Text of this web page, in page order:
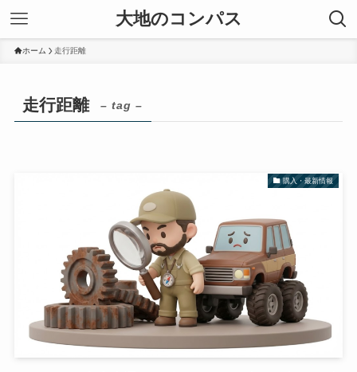
大地のコンパス
ホーム 走行距離
走行距離 – tag –
購入・最新情報